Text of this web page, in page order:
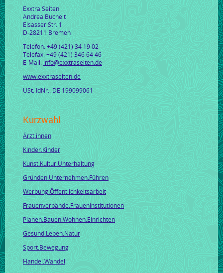
Exxtra Seiten
Andrea Buchelt
Elsasser Str. 1
D-28211 Bremen
Telefon: +49 (421) 34 19 02
Telefax: +49 (421) 346 64 46
E-Mail: info@exxtraseiten.de
www.exxtraseiten.de
USt. IdNr.: DE 199099061
Kurzwahl
Ärzt.innen
Kinder.Kinder
Kunst.Kultur.Unterhaltung
Gründen.Unternehmen.Führen
Werbung.Öffentlichkeitsarbeit
Frauenverbände.Fraueninstitutionen
Planen.Bauen.Wohnen.Einrichten
Gesund.Leben.Natur
Sport.Bewegung
Handel.Wandel